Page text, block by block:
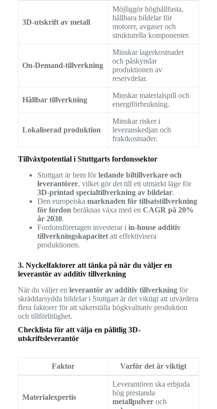
3D-utskrift av metall
Möjliggör höghållfasta,
hållbara bildelar för
motorer, avgaser och
strukturella komponenter.
On-Demand-tillverkning
Minskar lagerkostnader
och påskyndar
produktionen av
reservdelar.
Hållbar tillverkning
Minskar materialspill och
energiförbrukning.
Lokaliserad produktion
Minskar risker i
leveranskedjan och
fraktkostnader.
Tillväxtpotential i Stuttgarts fordonssektor
Stuttgart är hem förledande biltillverkare och
leverantörer, vilket gör det till ett utmärkt läge för
3D-printad specialtillverkning av bildelar.
Den europeiska marknaden för tillsatstillverkning
för fordon beräknas växa med en CAGR på 20%
år 2030.
Fordonsföretagen investerar i in-house additiv
tillverkningskapacitetatt effektivisera
produktionen.
3. Nyckelfaktorer att tänka på när du väljer en
leverantör av additiv tillverkning
När du väljer en leverantör av additiv tillverkningför
skräddarsydda bildelar i Stuttgart är det viktigt att utvärdera
flera faktorer för att säkerställa högkvalitativ produktion
och tillförlitlighet.
Checklista för att välja en pålitlig 3D-
utskriftsleverantör
Faktor Varför det är viktigt
Materialexpertis
Leverantören ska erbjuda
hög prestanda
metallpulveroch